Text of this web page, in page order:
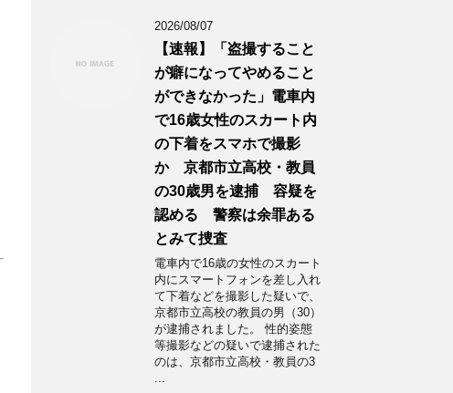
2026/08/07
【速報】「盗撮すること
が癖になってやめること
ができなかった」電車内
で16歳女性のスカート内
の下着をスマホで撮影
か 京都市立高校・教員
の30歳男を逮捕 容疑を
認める 警察は余罪ある
とみて捜査
電車内で16歳の女性のスカート
内にスマートフォンを差し入れ
て下着などを撮影した疑いで、
京都市立高校の教員の男（30）
が逮捕されました。 性的姿態
等撮影などの疑いで逮捕された
のは、京都市立高校・教員の3
...